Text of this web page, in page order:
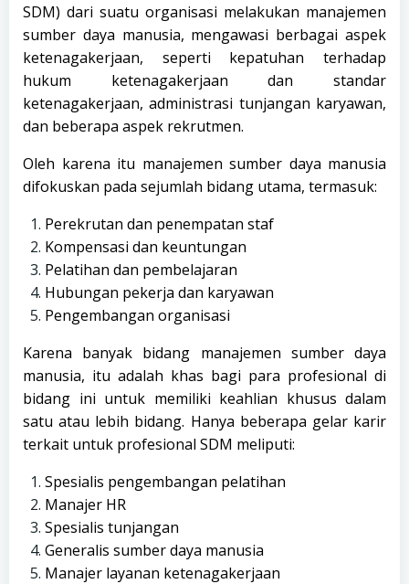
SDM) dari suatu organisasi melakukan manajemen
sumber daya manusia, mengawasi berbagai aspek
ketenagakerjaan, seperti kepatuhan terhadap
hukum ketenagakerjaan dan standar
ketenagakerjaan, administrasi tunjangan karyawan,
dan beberapa aspek rekrutmen.
Oleh karena itu manajemen sumber daya manusia
difokuskan pada sejumlah bidang utama, termasuk:
Perekrutan dan penempatan staf
Kompensasi dan keuntungan
Pelatihan dan pembelajaran
Hubungan pekerja dan karyawan
Pengembangan organisasi
Karena banyak bidang manajemen sumber daya
manusia, itu adalah khas bagi para profesional di
bidang ini untuk memiliki keahlian khusus dalam
satu atau lebih bidang. Hanya beberapa gelar karir
terkait untuk profesional SDM meliputi:
Spesialis pengembangan pelatihan
Manajer HR
Spesialis tunjangan
Generalis sumber daya manusia
Manajer layanan ketenagakerjaan